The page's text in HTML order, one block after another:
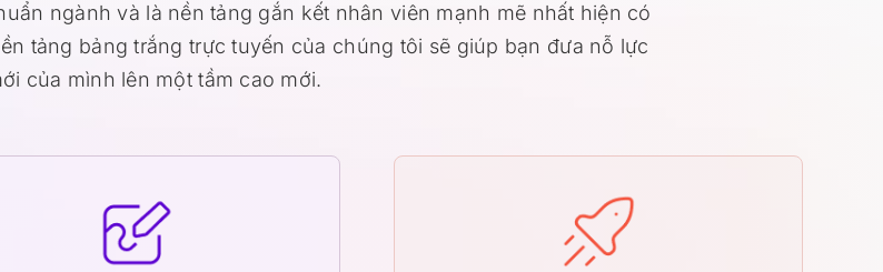
ngành và là nền tảng gắn kết nhân viên mạnh mẽ nhất hiện có
tảng bảng trắng trực tuyến của chúng tôi sẽ giúp bạn đưa nỗ lực
của mình lên một tầm cao mới.